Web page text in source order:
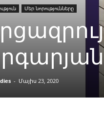
Մեր նորությունները
- Մայիս 23, 2020